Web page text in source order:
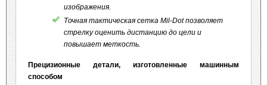
изображения.
Точная тактическая сетка Mil-Dot позволяет
стрелку оценить дистанцию до цели и
повышает меткость.
Прецизионные детали, изготовленные машинным
способом